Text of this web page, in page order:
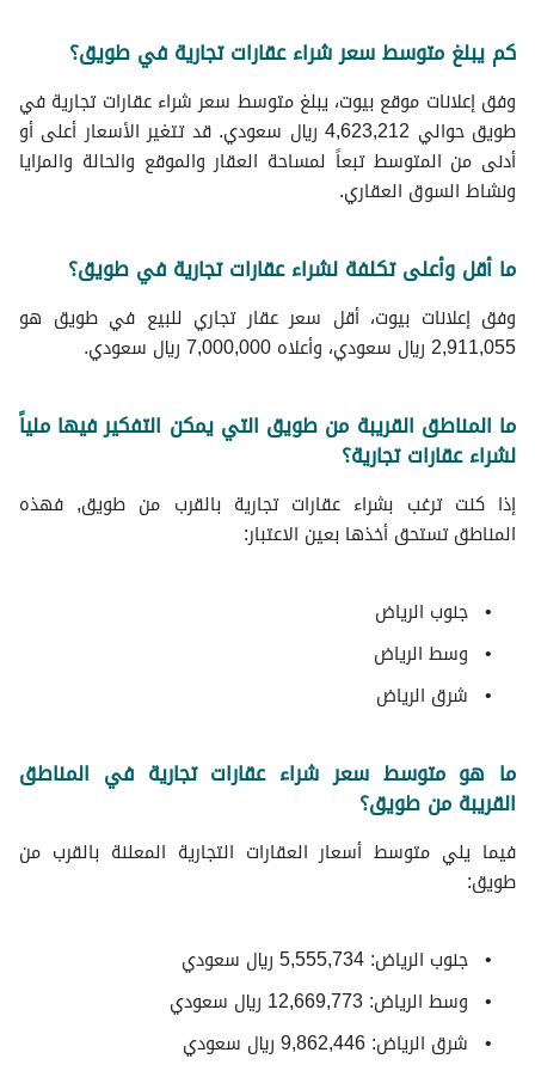
كم يبلغ متوسط سعر شراء عقارات تجارية في طويق؟
وفق إعلانات موقع بيوت، يبلغ متوسط سعر شراء عقارات تجارية في
طويق حوالي 4,623,212 ريال سعودي. قد تتغير الأسعار أعلى أو
أدنى من المتوسط تبعاً لمساحة العقار والموقع والحالة والمزايا
ونشاط السوق العقاري.
ما أقل وأعلى تكلفة لشراء عقارات تجارية في طويق؟
وفق إعلانات بيوت، أقل سعر عقار تجاري للبيع في طويق هو
2,911,055 ريال سعودي، وأعلاه 7,000,000 ريال سعودي.
ما المناطق القريبة من طويق التي يمكن التفكير فيها ملياً
لشراء عقارات تجارية؟
إذا كنت ترغب بشراء عقارات تجارية بالقرب من طويق, فهذه
المناطق تستحق أخذها بعين الاعتبار:
جنوب الرياض
وسط الرياض
شرق الرياض
ما هو متوسط سعر شراء عقارات تجارية في المناطق
القريبة من طويق؟
فيما يلي متوسط ​​أسعار العقارات التجارية المعلنة بالقرب من
طويق:
جنوب الرياض: 5,555,734 ريال سعودي
وسط الرياض: 12,669,773 ريال سعودي
شرق الرياض: 9,862,446 ريال سعودي